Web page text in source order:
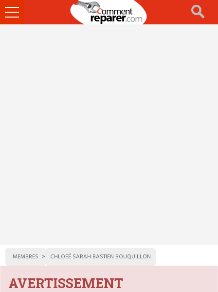
Ouvrir
le
MEMBRES CHLOEÉ SARAH BASTIEN BOUQUILLON
AVERTISSEMENT